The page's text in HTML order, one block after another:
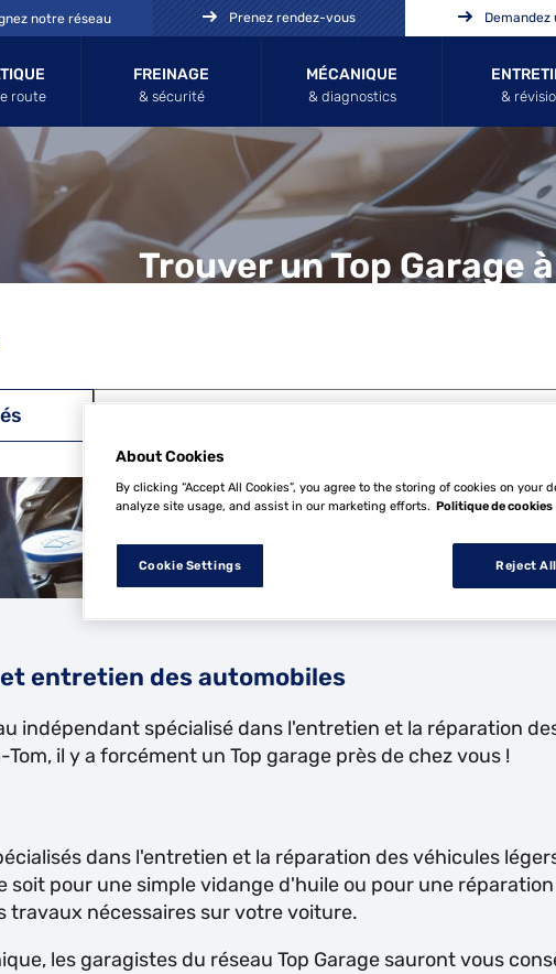
route
FREINAGE
& sécurité
MÉCANIQUE
& diagnostics &
notre réseau Prenez rendez-vous Demandez
Trouver un Top Garage
entretien des automobiles
indépendant spécialisé dans l'entretien et la réparation
il y a forcément un Top garage près de chez vous !
dans l'entretien et la réparation des véhicules
soit pour une simple vidange d'huile ou pour une
travaux nécessaires sur votre voiture.
les garagistes du réseau Top Garage sauront vous
About Cookies
By clicking “Accept All Cookies”, you agree to the storing of cookies on your
analyze site usage, and assist in our marketing efforts. Politique de cookies
Cookie Settings Reject All